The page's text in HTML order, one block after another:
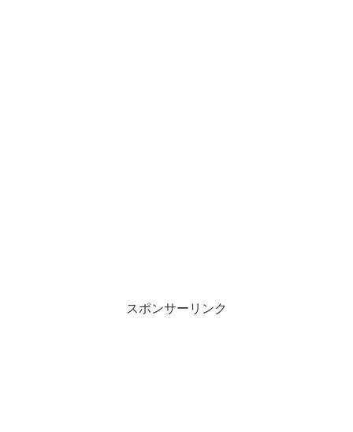
スポンサーリンク